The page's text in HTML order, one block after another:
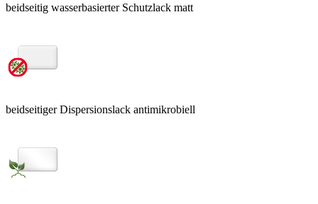
beidseitig wasserbasierter Schutzlack matt
beidseitiger Dispersionslack antimikrobiell